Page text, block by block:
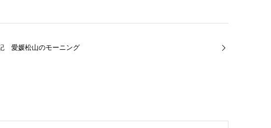
愛媛松山のモーニング